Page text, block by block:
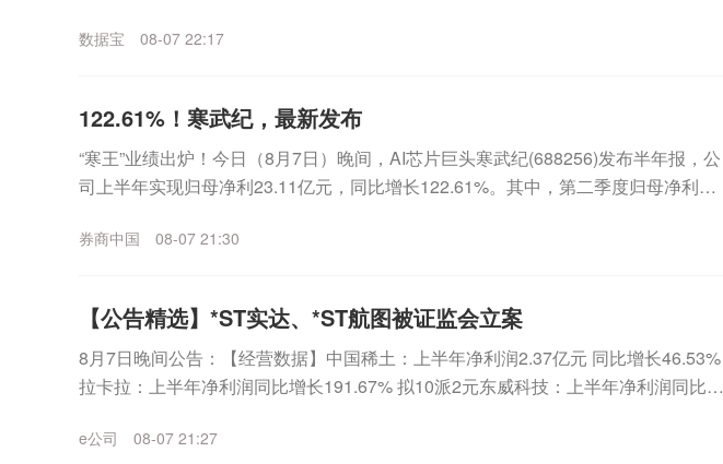
数据宝 08-07 22:17
122.61%！寒武纪，最新发布
“寒王”业绩出炉！今日（8月7日）晚间，AI芯片巨头寒武纪(688256)发布半年报，公
司上半年实现归母净利23.11亿元，同比增长122.61%。其中，第二季度归母净利为
券商中国 08-07 21:30
【公告精选】*ST实达、*ST航图被证监会立案
8月7日晚间公告：【经营数据】中国稀土：上半年净利润2.37亿元 同比增长46.53%
拉卡拉：上半年净利润同比增长191.67% 拟10派2元东威科技：上半年净利润同比增
e公司 08-07 21:27